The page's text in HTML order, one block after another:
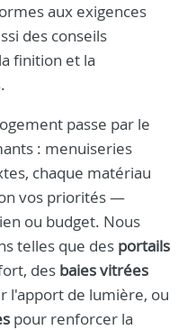
aux exigences
des conseils
finition et la
passe par le
: menuiseries
chaque matériau
vos priorités —
ou budget. Nous
telles que des portails
des baies vitrées
l'apport de lumière, ou
pour renforcer la